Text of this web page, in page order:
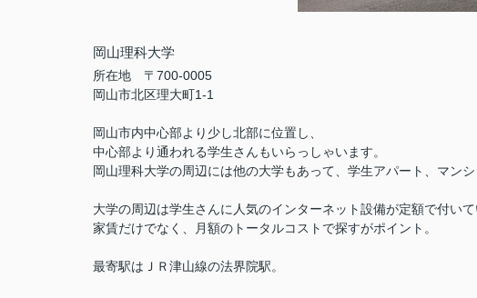
岡山理科大学
所在地 〒700-0005
岡山市北区理大町1-1
岡山市内中心部より少し北部に位置し、
中心部より通われる学生さんもいらっしゃいます。
岡山理科大学の周辺には他の大学もあって、学生アパート、マンシ
大学の周辺は学生さんに人気のインターネット設備が定額で付い
家賃だけでなく、月額のトータルコストで探すがポイント。
最寄駅はＪＲ津山線の法界院駅。